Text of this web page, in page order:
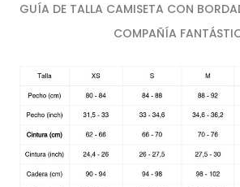
GUÍA DE TALLA CAMISETA CON
COMPAÑÍA